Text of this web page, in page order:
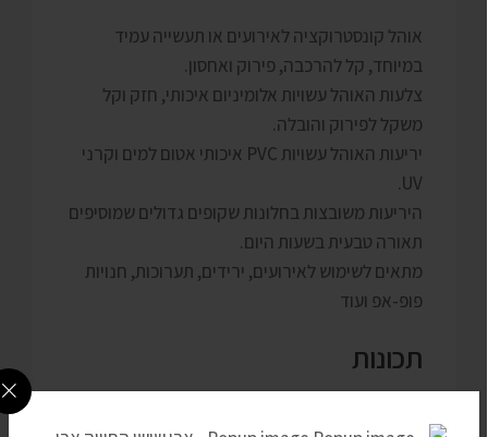
אוהל קונסטרוקציה לאירועים או תעשייה עמיד
במיוחד, קל להרכבה, פירוק ואחסון.
צלעות האוהל עשויות אלומיניום איכותי, חזק וקל
משקל לפירוק והובלה.
יריעות האוהל עשויות PVC איכותי אטום למים וקרני
UV.
היריעות משובצות בחלונות שקופים גדולים שמוסיפים
תאורה טבעית בשעות היום.
מתאים לשימוש לאירועים, ירידים, תערוכות, חנויות
פופ-אפ ועוד
תכונות